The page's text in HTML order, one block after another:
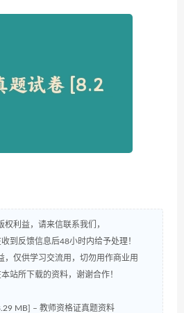
利益，请来信联系我们，
到反馈信息后48小时内给予处理！
，仅供学习交流用，切勿用作商业用
站所下载的资料，谢谢合作！
MB] – 教师资格证真题资料